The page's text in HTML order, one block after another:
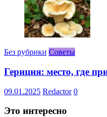
Без рубрики Советы
Гериция: место, где
09.01.2025 Redactor 0
Это интересно